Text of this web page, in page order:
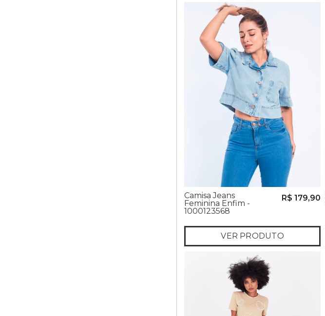
Camisa Jeans
Feminina Enfim -
1000123568
R$ 179,90
VER PRODUTO